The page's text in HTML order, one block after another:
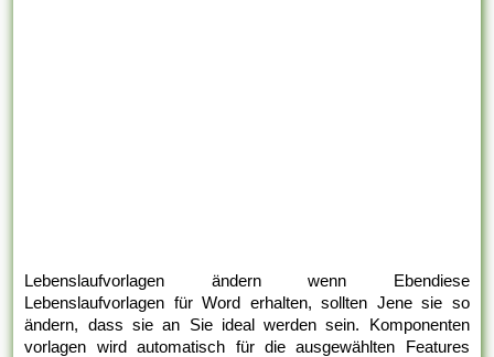
Lebenslaufvorlagen ändern wenn Ebendiese
Lebenslaufvorlagen für Word erhalten, sollten Jene sie so
ändern, dass sie an Sie ideal werden sein. Komponenten
vorlagen wird automatisch für die ausgewählten Features